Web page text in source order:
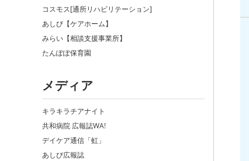
コスモス[通所リハビリテーション]
あしび【ケアホーム】
みらい【相談支援事業所】
たんぽぽ保育園
メディア
キラキラチアナイト
共和病院 広報誌WA!
デイケア通信「虹」
あしび広報誌